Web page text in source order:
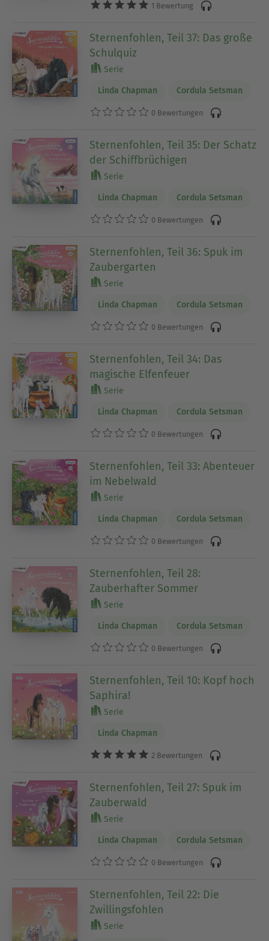
1 Bewertung
Sternenfohlen, Teil 37: Das große
Schulquiz
Serie
Linda Chapman Cordula Setsman
0 Bewertungen
Sternenfohlen, Teil 35: Der Schatz
der Schiffbrüchigen
Serie
Linda Chapman Cordula Setsman
0 Bewertungen
Sternenfohlen, Teil 36: Spuk im
Zaubergarten
Serie
Linda Chapman Cordula Setsman
0 Bewertungen
Sternenfohlen, Teil 34: Das
magische Elfenfeuer
Serie
Linda Chapman Cordula Setsman
0 Bewertungen
Sternenfohlen, Teil 33: Abenteuer
im Nebelwald
Serie
Linda Chapman Cordula Setsman
0 Bewertungen
Sternenfohlen, Teil 28:
Zauberhafter Sommer
Serie
Linda Chapman Cordula Setsman
0 Bewertungen
Sternenfohlen, Teil 10: Kopf hoch
Saphira!
Serie
Linda Chapman
2 Bewertungen
Sternenfohlen, Teil 27: Spuk im
Zauberwald
Serie
Linda Chapman Cordula Setsman
0 Bewertungen
Sternenfohlen, Teil 22: Die
Zwillingsfohlen
Serie